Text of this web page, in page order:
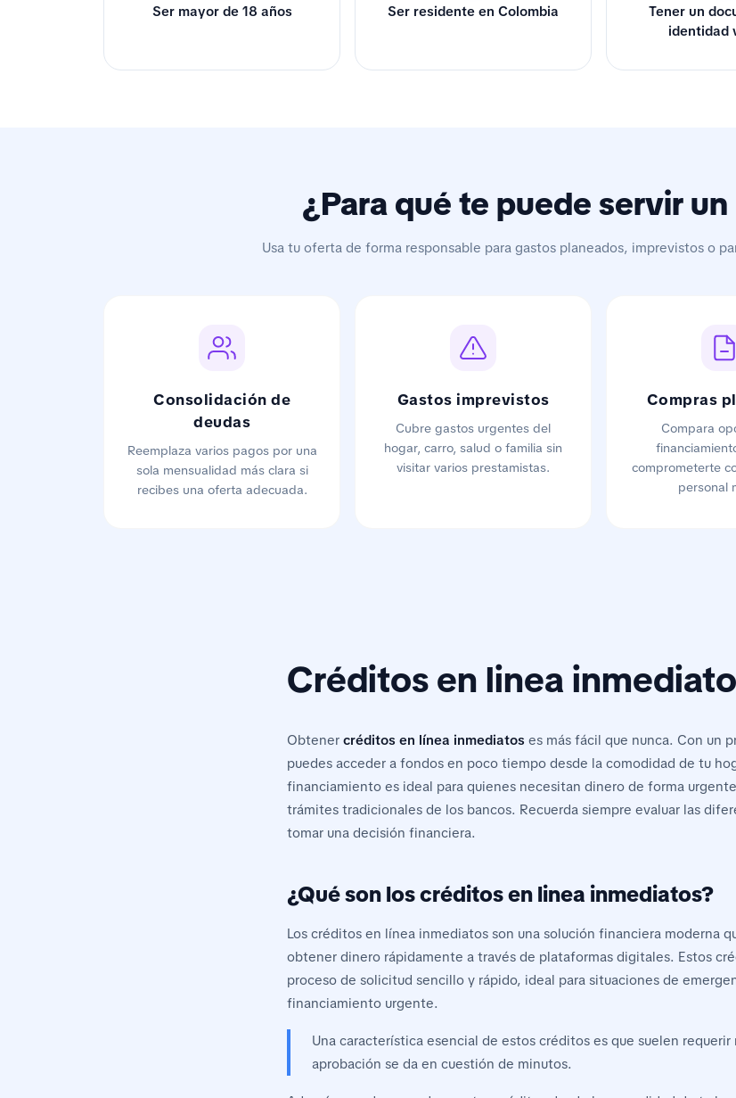
Ser mayor de 18 años Ser residente en Colombia
Tener un
identidad
¿Para qué te puede servir
Usa tu oferta de forma responsable para gastos planeados, imprevistos o
Consolidación de
deudas
Reemplaza varios pagos por una
sola mensualidad más clara si
recibes una oferta adecuada.
Gastos imprevistos
Cubre gastos urgentes del
hogar, carro, salud o familia sin
visitar varios prestamistas.
Compras
Compara
comprometerte
personal
Créditos en linea
Obtener créditos en línea inmediatos es más fácil que nunca. Con un
puedes acceder a fondos en poco tiempo desde la comodidad de tu
financiamiento es ideal para quienes necesitan dinero de forma
trámites tradicionales de los bancos. Recuerda siempre evaluar las
tomar una decisión financiera.
¿Qué son los créditos en linea inmediatos?
Los créditos en línea inmediatos son una solución financiera moderna
obtener dinero rápidamente a través de plataformas digitales. Estos
proceso de solicitud sencillo y rápido, ideal para situaciones de
financiamiento urgente.
Una característica esencial de estos créditos es que suelen
aprobación se da en cuestión de minutos.